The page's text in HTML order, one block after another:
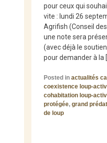
pour ceux qui
vite : lundi 26
Agrifish (Conseil
une note sera
(avec déjà le
pour demander à la
Posted in actualités
coexistence loup-
cohabitation loup-
protégée, grand
de loup